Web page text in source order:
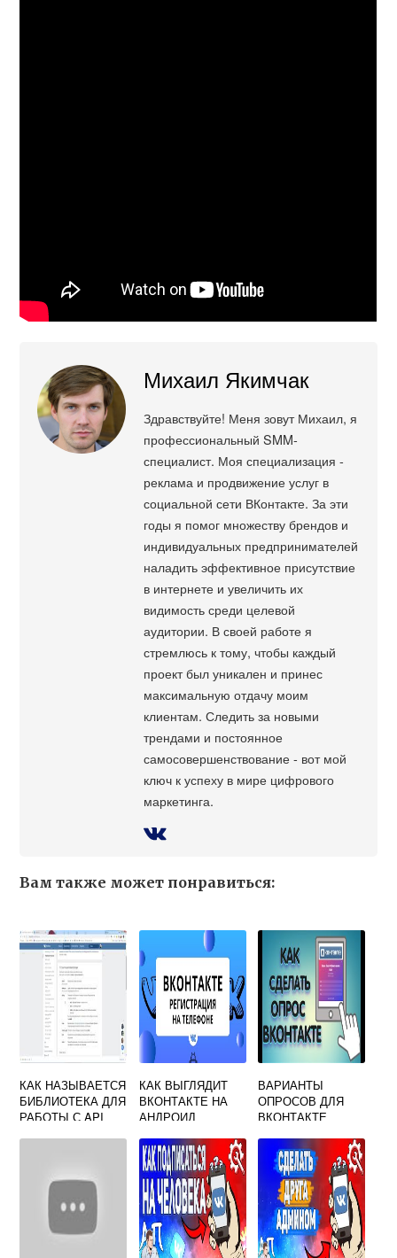
Михаил Якимчак
Здравствуйте! Меня зовут Михаил, я
профессиональный SMM-
специалист. Моя специализация -
реклама и продвижение услуг в
социальной сети ВКонтакте. За эти
годы я помог множеству брендов и
индивидуальных предпринимателей
наладить эффективное присутствие
в интернете и увеличить их
видимость среди целевой
аудитории. В своей работе я
стремлюсь к тому, чтобы каждый
проект был уникален и принес
максимальную отдачу моим
клиентам. Следить за новыми
трендами и постоянное
самосовершенствование - вот мой
ключ к успеху в мире цифрового
маркетинга.
Вам также может понравиться:
КАК НАЗЫВАЕТСЯ
БИБЛИОТЕКА ДЛЯ
РАБОТЫ С API
КАК ВЫГЛЯДИТ
ВКОНТАКТЕ НА
АНДРОИД
ВАРИАНТЫ
ОПРОСОВ ДЛЯ
ВКОНТАКТЕ